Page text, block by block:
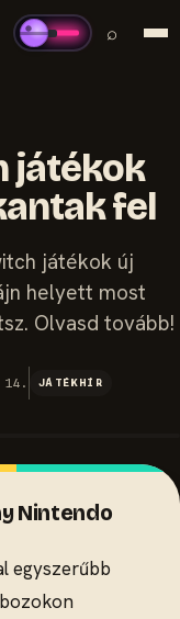
⌕
játékok
fel
játékok új
helyett most
Olvasd tovább!
JÁTÉKHÍR
Nintendo
egyszerűbb